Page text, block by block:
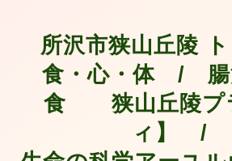
所沢市狭山丘陵
食・心・体 / 腸
食 狭山丘陵プ
ィ】 /